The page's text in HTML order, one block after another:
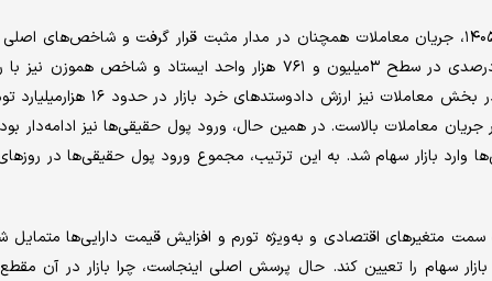
دیروز و در دومین روز معاملاتی بورس تهران در سال ۱۴۰۵، جریان معاملات همچنان در مدار مثبت قرار گرفت و شاخص‌های
درصدی توانست از محدوده ۹۶۸ هزار واحد عبور کند. در بخش معاملات نیز ارزش
معاملات بالاست. در همین حال، ورود پول حقیقی‌ها نیز ادامه‌دار
حقیقی‌ها وارد بازار سهام شد. به این ترتیب، مجموع ورود پول حقیقی‌ها در
سمت متغیرهای اقتصادی و به‌ویژه تورم و افزایش قیمت دارایی‌ها
سهام را تعیین کند. حال پرسش اصلی اینجاست، چرا بازار در آن